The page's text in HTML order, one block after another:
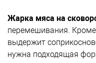
Жарка мяса на
перемешивания. Кроме
выдержит
нужна подходящая